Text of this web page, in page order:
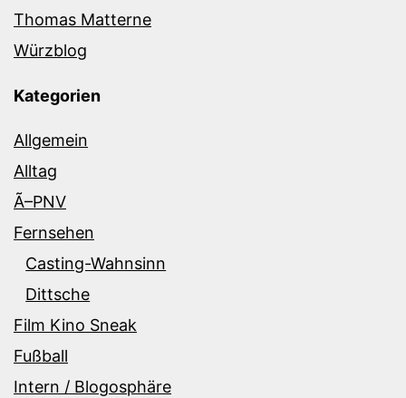
Thomas Matterne
Würzblog
Kategorien
Allgemein
Alltag
Ã–PNV
Fernsehen
Casting-Wahnsinn
Dittsche
Film Kino Sneak
Fußball
Intern / Blogosphäre